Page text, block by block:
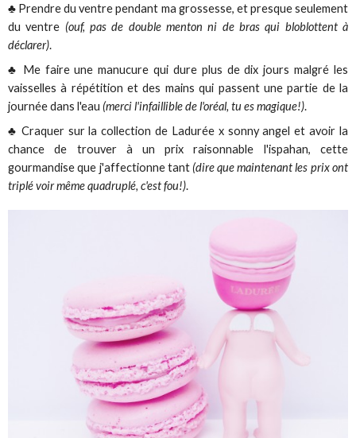
♣ Prendre du ventre pendant ma grossesse, et presque seulement
du ventre (ouf, pas de double menton ni de bras qui bloblottent à
déclarer).
♣ Me faire une manucure qui dure plus de dix jours malgré les
vaisselles à répétition et des mains qui passent une partie de la
journée dans l'eau (merci l'infaillible de l'oréal, tu es magique!).
♣ Craquer sur la collection de Ladurée x sonny angel et avoir la
chance de trouver à un prix raisonnable l'ispahan, cette
gourmandise que j'affectionne tant (dire que maintenant les prix ont
triplé voir même quadruplé, c'est fou!).